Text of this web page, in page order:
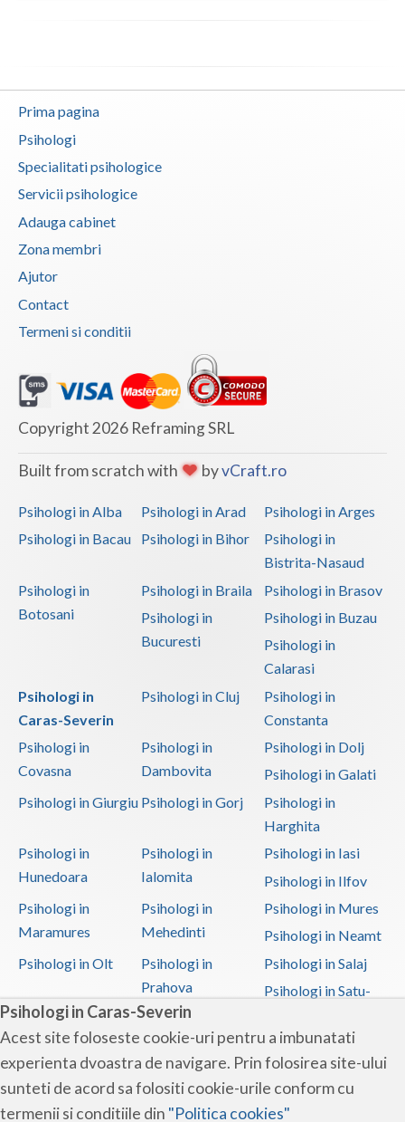
Psihologi in Caras-Severin
Acest site foloseste cookie-uri pentru a imbunatati
experienta dvoastra de navigare. Prin folosirea site-ului
sunteti de acord sa folositi cookie-urile conform cu
termenii si conditiile din "Politica cookies"
Sibiu
Teleorman
Timis
Valcea
Vaslui
Vrancea
Prima pagina
Psihologi
Specialitati psihologice
Servicii psihologice
Adauga cabinet
Zona membri
Ajutor
Contact
Termeni si conditii
Copyright 2026 Reframing SRL
Built from scratch with byvCraft.ro
Psihologi in Alba Psihologi in Arad
Psihologi in Arges
Psihologi in Bacau
Psihologi in Bihor
Psihologi in
Bistrita-Nasaud
Psihologi in
Botosani
Psihologi in Braila
Psihologi in Brasov
Psihologi in
Bucuresti
Psihologi in Buzau
Psihologi in
Calarasi
Psihologi in
Caras-Severin
Psihologi in Cluj
Psihologi in
Constanta
Psihologi in
Covasna
Psihologi in
Dambovita
Psihologi in Dolj
Psihologi in Galati
Psihologi in Giurgiu Psihologi in Gorj
Psihologi in
Harghita
Psihologi in
Hunedoara
Psihologi in
Ialomita
Psihologi in Iasi
Psihologi in Ilfov
Psihologi in
Maramures
Psihologi in
Mehedinti
Psihologi in Mures
Psihologi in Neamt
Psihologi in Olt
Psihologi in
Prahova
Psihologi in Salaj
Psihologi in Satu-
Psihologi in Sibiu
Psihologi in
Suceava
Psihologi in
Teleorman
Psihologi in Timis
Psihologi in Tulcea Psihologi in Valcea